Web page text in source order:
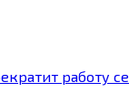
работу